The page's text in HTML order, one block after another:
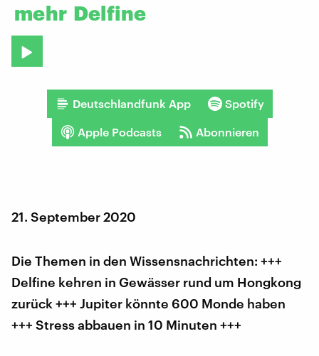
mehr Delfine
Deutschlandfunk App Spotify
Apple Podcasts Abonnieren
21. September 2020
Die Themen in den Wissensnachrichten: +++
Delfine kehren in Gewässer rund um Hongkong
zurück +++ Jupiter könnte 600 Monde haben
+++ Stress abbauen in 10 Minuten +++